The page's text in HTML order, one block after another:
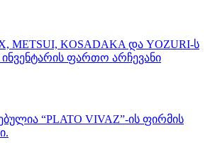
METSUI, KOSADAKA და YOZURI-ს
ფართო არჩევანი
“PLATO VIVAZ”-ის ფირმის